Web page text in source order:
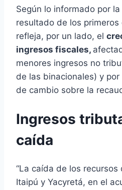
Según lo informado por
resultado de los
refleja, por un lado, el
ingresos fiscales,
menores ingresos no
de las binacionales) y
de cambio sobre la
Ingresos
caída
“La caída de los
Itaipú y Yacyretá, en el